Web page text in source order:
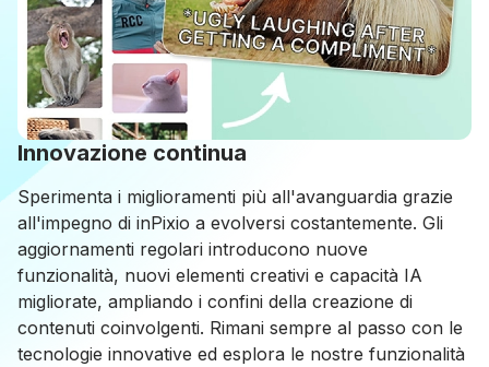
Innovazione continua
Sperimenta i miglioramenti più all'avanguardia grazie
all'impegno di inPixio a evolversi costantemente. Gli
aggiornamenti regolari introducono nuove
funzionalità, nuovi elementi creativi e capacità IA
migliorate, ampliando i confini della creazione di
contenuti coinvolgenti. Rimani sempre al passo con le
tecnologie innovative ed esplora le nostre funzionalità